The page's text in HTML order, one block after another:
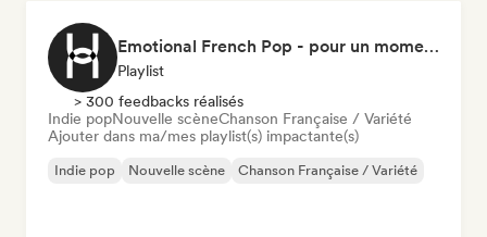
Emotional French Pop - pour un moment tranquille
Playlist
> 300 feedbacks réalisés
Indie popNouvelle scèneChanson Française / Variété
Ajouter dans ma/mes playlist(s) impactante(s)
Indie pop Nouvelle scène Chanson Française / Variété